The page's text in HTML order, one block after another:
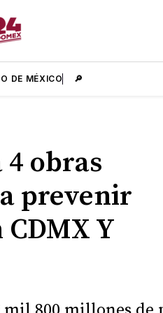
DE MÉXICO 🔎
4 obras
prevenir
Y